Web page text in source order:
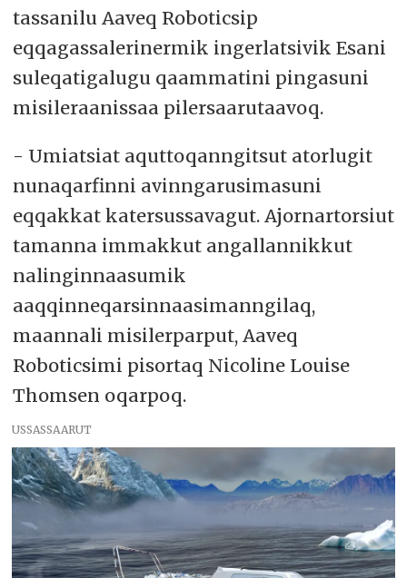
tassanilu Aaveq Roboticsip
eqqagassalerinermik ingerlatsivik Esani
suleqatigalugu qaammatini pingasuni
misileraanissaa pilersaarutaavoq.
- Umiatsiat aquttoqanngitsut atorlugit
nunaqarfinni avinngarusimasuni
eqqakkat katersussavagut. Ajornartorsiut
tamanna immakkut angallannikkut
nalinginnaasumik
aaqqinneqarsinnaasimanngilaq,
maannali misilerparput, Aaveq
Roboticsimi pisortaq Nicoline Louise
Thomsen oqarpoq.
USSASSAARUT